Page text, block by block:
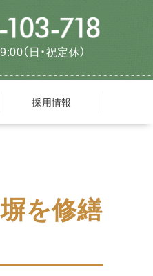
（日・祝定休）
採用情報
を修繕